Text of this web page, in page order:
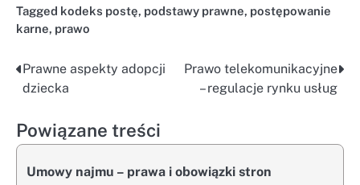
Tagged kodeks postę, podstawy prawne, postępowanie
karne, prawo
Nawigacja
Prawne aspekty adopcji
dziecka
Prawo telekomunikacyjne
– regulacje rynku usług
Powiązane treści
Umowy najmu – prawa i obowiązki stron